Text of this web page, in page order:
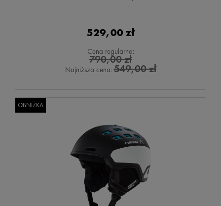
529,00 zł
Cena regularna:
790,00 zł
Najniższa cena:549,00 zł
OBNIŻKA